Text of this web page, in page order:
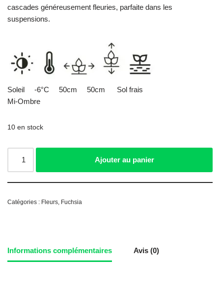
cascades généreusement fleuries, parfaite dans les
suspensions.
Soleil -6°C 50cm 50cm Sol frais
Mi-Ombre
10 en stock
Ajouter au panier
Catégories : Fleurs Fuchsia
Informations complémentaires Avis (0)